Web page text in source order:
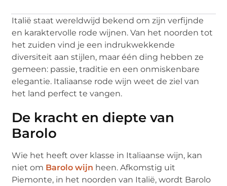
Italië staat wereldwijd bekend om zijn verfijnde
en karaktervolle rode wijnen. Van het noorden tot
het zuiden vind je een indrukwekkende
diversiteit aan stijlen, maar één ding hebben ze
gemeen: passie, traditie en een onmiskenbare
elegantie. Italiaanse rode wijn weet de ziel van
het land perfect te vangen.
De kracht en diepte van
Barolo
Wie het heeft over klasse in Italiaanse wijn, kan
niet om Barolo wijn heen. Afkomstig uit
Piemonte, in het noorden van Italië, wordt Barolo